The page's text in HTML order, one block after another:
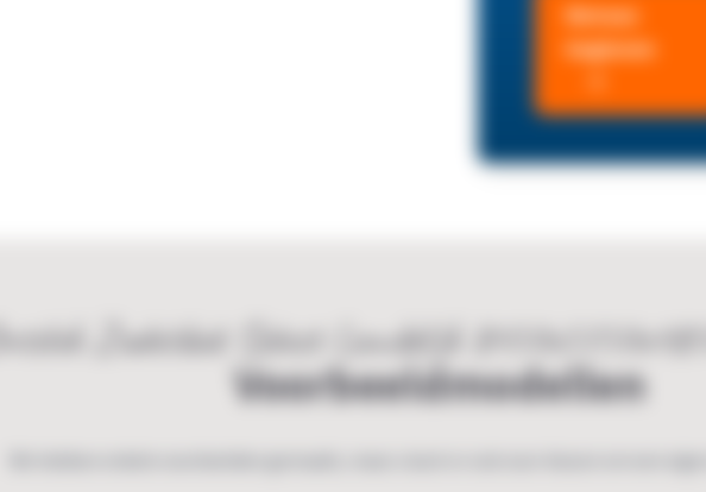
Meteen
beginnen
Ontdek Zadeldak Select Landelijk
Voorbeeldmodellen